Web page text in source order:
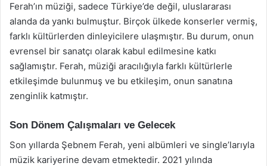
Ferah’ın müziği, sadece Türkiye’de değil, uluslararası
alanda da yankı bulmuştur. Birçok ülkede konserler vermiş,
farklı kültürlerden dinleyicilere ulaşmıştır. Bu durum, onun
evrensel bir sanatçı olarak kabul edilmesine katkı
sağlamıştır. Ferah, müziği aracılığıyla farklı kültürlerle
etkileşimde bulunmuş ve bu etkileşim, onun sanatına
zenginlik katmıştır.
Son Dönem Çalışmaları ve Gelecek
Son yıllarda Şebnem Ferah, yeni albümleri ve single’larıyla
müzik kariyerine devam etmektedir. 2021 yılında